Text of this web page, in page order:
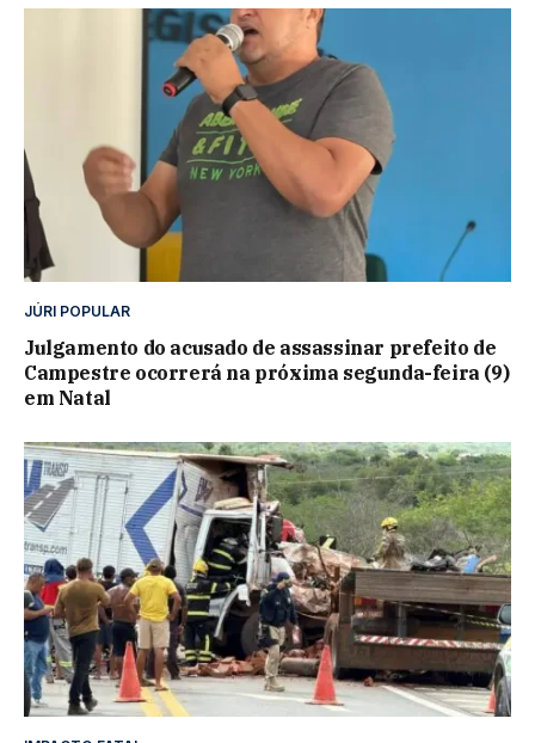
JÚRI POPULAR
Julgamento do acusado de assassinar prefeito de
Campestre ocorrerá na próxima segunda-feira (9)
em Natal